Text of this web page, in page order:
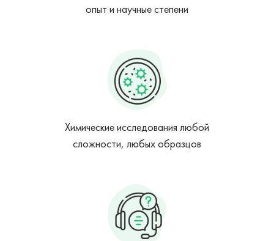
опыт и научные степени
Химические исследования любой
сложности, любых образцов